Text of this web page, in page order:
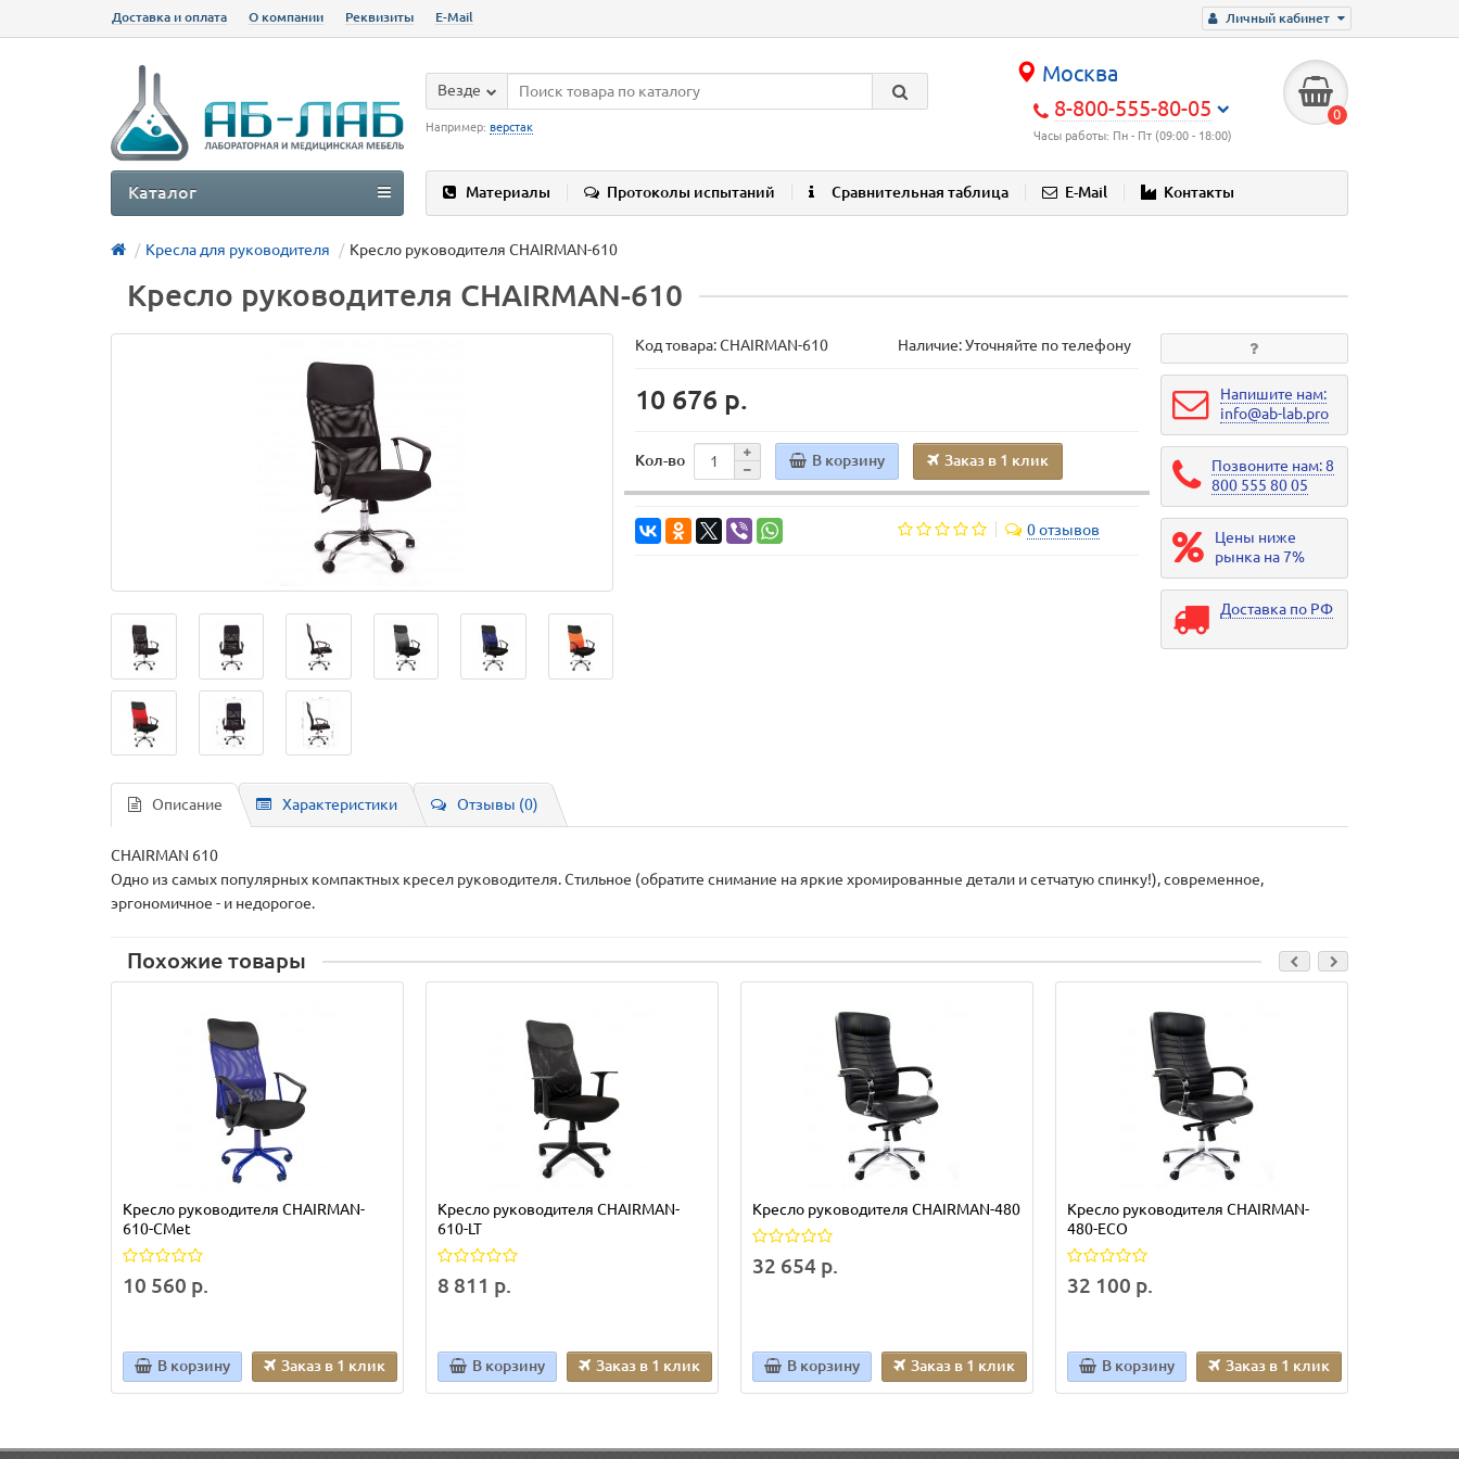
Личный кабинет
Доставка и оплата О компании Реквизиты E-Mail
Москва
8-800-555-80-05
Часы работы: Пн - Пт (09:00 - 18:00)
0
Везде
Например: верстак
Материалы Протоколы испытаний Сравнительная таблица E-Mail Контакты
Каталог
Кресла для руководителя Кресло руководителя CHAIRMAN-610
Кресло руководителя CHAIRMAN-610
Код товара:CHAIRMAN-610 Наличие: Уточняйте по телефону
10 676 р.
Кол-во В корзину Заказ в 1 клик
0 отзывов
Напишите нам:
info@ab-lab.pro
Позвоните нам: 8
800 555 80 05
Цены ниже
рынка на 7%
Доставка по РФ
Описание Характеристики Отзывы (0)
CHAIRMAN 610
Одно из самых популярных компактных кресел руководителя. Стильное (обратите снимание на яркие хромированные детали и сетчатую спинку!), современное,
эргономичное - и недорогое.
Похожие товары
Кресло руководителя CHAIRMAN-
610-CMet
10 560 р.
В корзину Заказ в 1 клик
Кресло руководителя CHAIRMAN-
610-LT
8 811 р.
В корзину Заказ в 1 клик
Кресло руководителя CHAIRMAN-480
32 654 р.
В корзину Заказ в 1 клик
Кресло руководителя CHAIRMAN-
480-ECO
32 100 р.
В корзину Заказ в 1 клик